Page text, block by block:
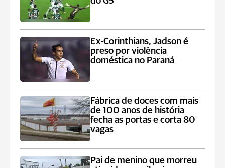
Ex-Corinthians, Jadson é
preso por violência
doméstica no Paraná
Fábrica de doces com mais
de 100 anos de história
fecha as portas e corta 80
vagas
Pai de menino que morreu